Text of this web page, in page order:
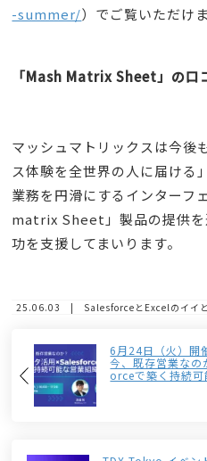
-summer/）でご覧いただけま
「Mash Matrix Sheet」の口
マッシュマトリックスは今後
ス体験を全世界の人に届ける
業務を円滑にするインターフ
matrix Sheet」製品の提供を
功を支援してまいります。
25.06.03 | SalesforceとExcelのイイと
6月24日（火）開
今、既存営業な
orceで築く持続